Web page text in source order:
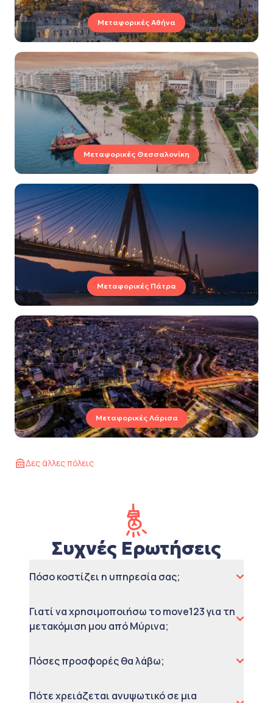
Μεταφορικές Αθήνα
Μεταφορικές Θεσσαλονίκη
Μεταφορικές Πάτρα
Μεταφορικές Λάρισα
Δες άλλες πόλεις
Συχνές Ερωτήσεις
Πόσο κοστίζει η υπηρεσία σας;
Γιατί να χρησιμοποιήσω το move123 για τη
μετακόμιση μου από Μύρινα;
Πόσες προσφορές θα λάβω;
Πότε χρειάζεται ανυψωτικό σε μια